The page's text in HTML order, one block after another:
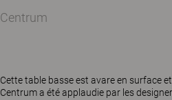
Centrum
Cette table basse est avare en surface
Centrum a été applaudie par les